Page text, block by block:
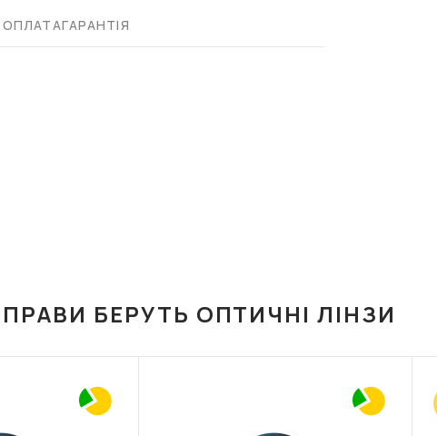
ГАРАНТІЯ
БЕРУТЬ ОПТИЧНІ ЛІНЗИ